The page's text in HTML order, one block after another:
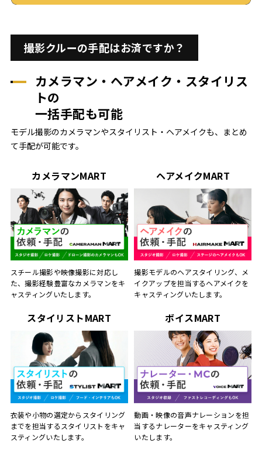
撮影クルーの手配はお済ですか？
カメラマン・ヘアメイク・スタイリス
トの
一括手配も可能
モデル撮影のカメラマンやスタイリスト・ヘアメイクも、まとめ
て手配が可能です。
カメラマンMART
スチール撮影や映像撮影に対応し
た、撮影経験豊富なカメラマンをキ
ャスティングいたします。
ヘアメイクMART
撮影モデルのヘアスタイリング、メ
イクアップを担当するヘアメイクを
キャスティングいたします。
スタイリストMART
衣装や小物の選定からスタイリング
までを担当するスタイリストをキャ
スティングいたします。
ボイスMART
動画・映像の音声ナレーションを担
当するナレーターをキャスティング
いたします。